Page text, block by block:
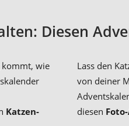
Diesen
kommt, wie
Katzen-
Lass den
von deiner
diesen